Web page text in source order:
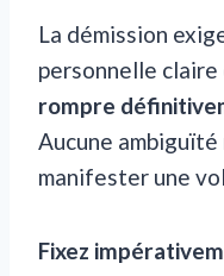
La démission
personnelle
rompre
Aucune
manifester une
Fixez